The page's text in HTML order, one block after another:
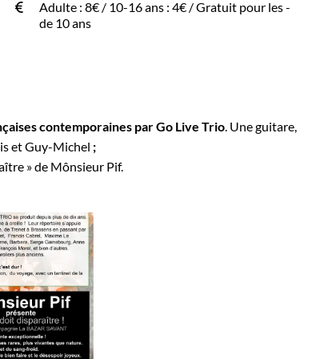
Adulte : 8€ / 10-16 ans : 4€ / Gratuit pour les -
de 10 ans
contemporaines par Go Live Trio. Une guitare,
et Guy-Michel ;
» de Mônsieur Pif.